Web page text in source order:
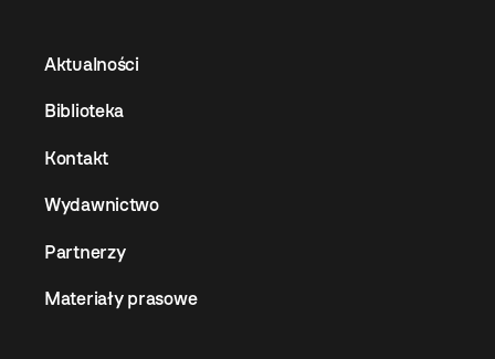
Aktualności
Biblioteka
Kontakt
Wydawnictwo
Partnerzy
Materiały prasowe